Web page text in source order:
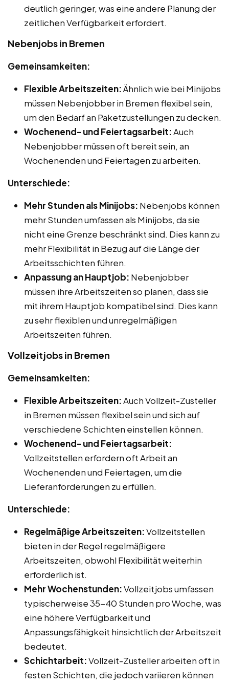
deutlich geringer, was eine andere Planung der
zeitlichen Verfügbarkeit erfordert.
Nebenjobs in Bremen
Gemeinsamkeiten:
Flexible Arbeitszeiten:Ähnlich wie bei Minijobs
müssen Nebenjobber in Bremen flexibel sein,
um den Bedarf an Paketzustellungen zu decken.
Wochenend- und Feiertagsarbeit:Auch
Nebenjobber müssen oft bereit sein, an
Wochenenden und Feiertagen zu arbeiten.
Unterschiede:
Mehr Stunden als Minijobs: Nebenjobs können
mehr Stunden umfassen als Minijobs, da sie
nicht eine Grenze beschränkt sind. Dies kann zu
mehr Flexibilität in Bezug auf die Länge der
Arbeitsschichten führen.
Anpassung an Hauptjob: Nebenjobber
müssen ihre Arbeitszeiten so planen, dass sie
mit ihrem Hauptjob kompatibel sind. Dies kann
zu sehr flexiblen und unregelmäßigen
Arbeitszeiten führen.
Vollzeitjobs in Bremen
Gemeinsamkeiten:
Flexible Arbeitszeiten:Auch Vollzeit-Zusteller
in Bremen müssen flexibel sein und sich auf
verschiedene Schichten einstellen können.
Wochenend- und Feiertagsarbeit:
Vollzeitstellen erfordern oft Arbeit an
Wochenenden und Feiertagen, um die
Lieferanforderungen zu erfüllen.
Unterschiede:
Regelmäßige Arbeitszeiten:Vollzeitstellen
bieten in der Regel regelmäßigere
Arbeitszeiten, obwohl Flexibilität weiterhin
erforderlich ist.
Mehr Wochenstunden:Vollzeitjobs umfassen
typischerweise 35-40 Stunden pro Woche, was
eine höhere Verfügbarkeit und
Anpassungsfähigkeit hinsichtlich der Arbeitszeit
bedeutet.
Schichtarbeit:Vollzeit-Zusteller arbeiten oft in
festen Schichten, die jedoch variieren können